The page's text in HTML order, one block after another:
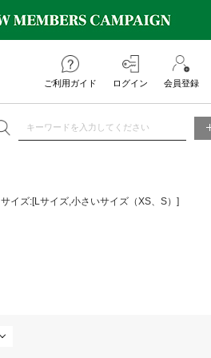
ご利用ガイド ログイン 会員登録
サイズ:[Lサイズ,小さいサイズ（XS、S）]